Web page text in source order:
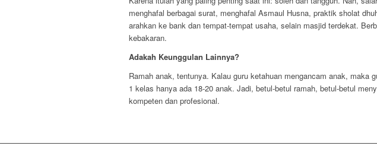
menghafal berbagai surat, menghafal Asmaul Husna, praktik sholat
arahkan ke bank dan tempat-tempat usaha, selain masjid terdekat.
kebakaran.
Adakah Keunggulan Lainnya?
Ramah anak, tentunya. Kalau guru ketahuan mengancam anak,
1 kelas hanya ada 18-20 anak. Jadi, betul-betul ramah, betul-betul
kompeten dan profesional.